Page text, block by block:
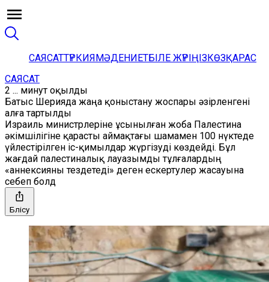
САЯСАТТҮРКИЯМӘДЕНИЕТБІЛЕ ЖҮРІҢІЗКӨЗҚАРАС
САЯСАТ
2 ... минут оқылды
Батыс Шерияда жаңа қоныстану жоспары әзірленгені
алға тартылды
Израиль министрлеріне ұсынылған жоба Палестина
әкімшілігіне қарасты аймақтағы шамамен 100 нүктеде
үйлестірілген іс-қимылдар жүргізуді көздейді. Бұл
жағдай палестиналық лауазымды тұлғалардың
«аннексияны тездетеді» деген ескертулер жасауына
себеп болд
Бөлісу